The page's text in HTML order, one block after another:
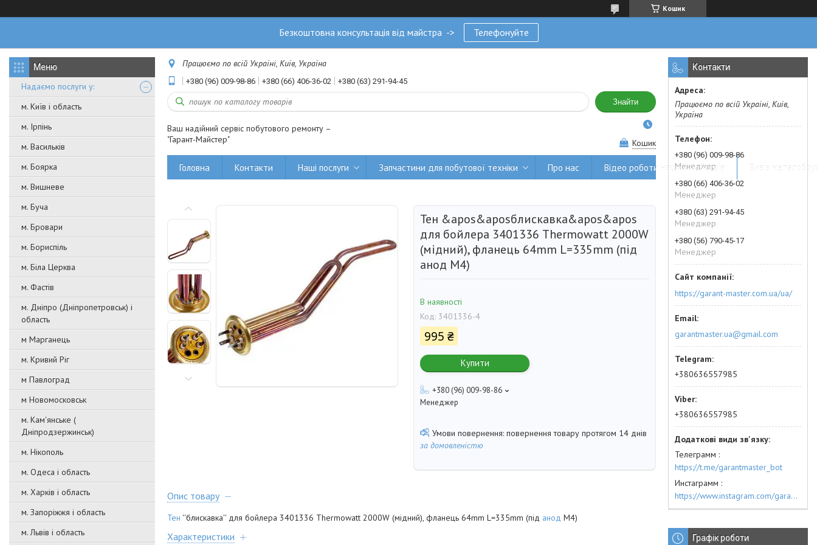
Кошик
Безкоштовна консультація від майстра -> Телефонуйте
Надаємо послуги у:
м. Київ і область
м. Ірпінь
м. Васильків
м. Боярка
м. Вишневе
м. Буча
м. Бровари
м. Бориспіль
м. Біла Церква
м. Фастів
м. Дніпро (Дніпропетровськ) і
область
м Марганець
м. Кривий Ріг
м Павлоград
м Новомосковськ
м. Кам'янське (
Дніпродзержинськ)
м. Нікополь
м. Одеса і область
м. Харків і область
м. Запоріжжя і область
м. Львів і область
Працюємо по всій Україні, Київ, Україна
+380 (96) 009-98-86 +380 (66) 406-36-02 +380 (63) 291-94-45
Знайти
Ваш надійний сервіс побутового ремонту –
"Гарант-Майстер"
Кошик
Головна Контакти Наші послуги Запчастини для побутової техніки Про нас Відео роботи наших майстрів Вивіз
Тен &apos&aposблискавка&apos&apos
для бойлера 3401336 Thermowatt 2000W
(мідний), фланець 64mm L=335mm (під
анод M4)
В наявності
Код: 3401336-4
995 ₴
Купити
+380 (96) 009-98-86
Менеджер
повернення товару протягом 14 днів
за домовленістю
Опис товару
Тен ''блискавка'' для бойлера 3401336 Thermowatt 2000W (мідний), фланець 64mm L=335mm (під анод M4)
Характеристики
Контакти
Працюємо по всій Україні, Київ,
Україна
+380 (96) 009-98-86
Менеджер
+380 (66) 406-36-02
Менеджер
+380 (63) 291-94-45
Менеджер
+380 (56) 790-45-17
Менеджер
https://garant-master.com.ua/ua/
garantmaster.ua@gmail.com
+380636557985
+380636557985
Телеграмм
https://t.me/garantmaster_bot
Инстаграмм
https://www.instagram.com/garantmaster.ua/
Графік роботи